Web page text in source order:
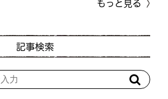
もっと見る
記事検索